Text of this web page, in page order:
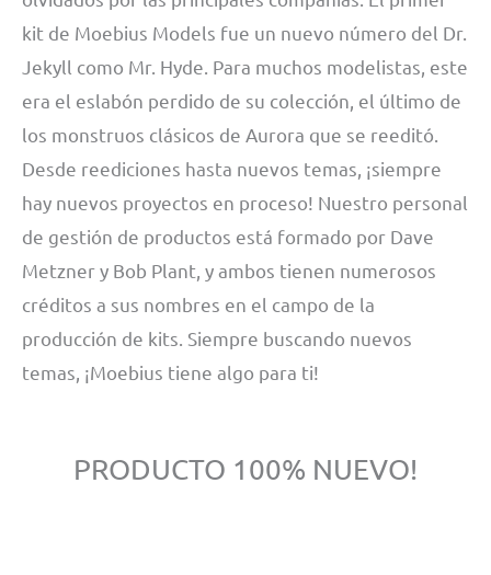
kit de Moebius Models fue un nuevo número del Dr.
Jekyll como Mr. Hyde. Para muchos modelistas, este
era el eslabón perdido de su colección, el último de
los monstruos clásicos de Aurora que se reeditó.
Desde reediciones hasta nuevos temas, ¡siempre
hay nuevos proyectos en proceso! Nuestro personal
de gestión de productos está formado por Dave
Metzner y Bob Plant, y ambos tienen numerosos
créditos a sus nombres en el campo de la
producción de kits. Siempre buscando nuevos
temas, ¡Moebius tiene algo para ti!
PRODUCTO 100% NUEVO!